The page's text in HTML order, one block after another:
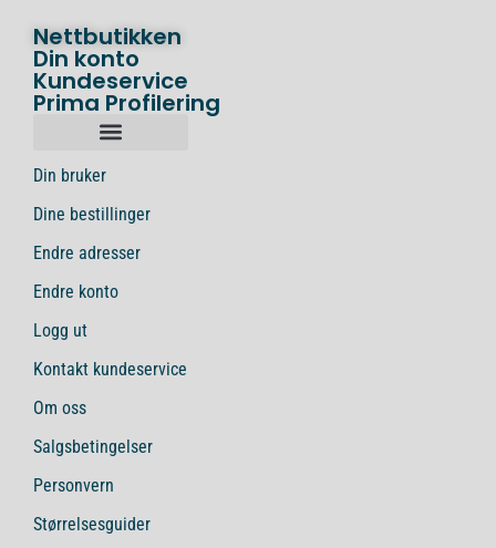
Nettbutikken
Din konto
Kundeservice
Prima Profilering
Din bruker
Dine bestillinger
Endre adresser
Endre konto
Logg ut
Kontakt kundeservice
Om oss
Salgsbetingelser
Personvern
Størrelsesguider